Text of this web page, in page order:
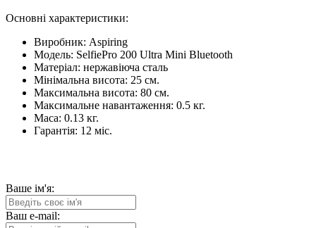
Основні характеристики:
Виробник: Aspiring
Модель: SelfiePro 200 Ultra Mini Bluetooth
Матеріал: нержавіюча сталь
Мінімальна висота: 25 см.
Максимальна висота: 80 см.
Максимальне навантаження: 0.5 кг.
Маса: 0.13 кг.
Гарантія: 12 міс.
Ваше ім'я:
Ваш e-mail: